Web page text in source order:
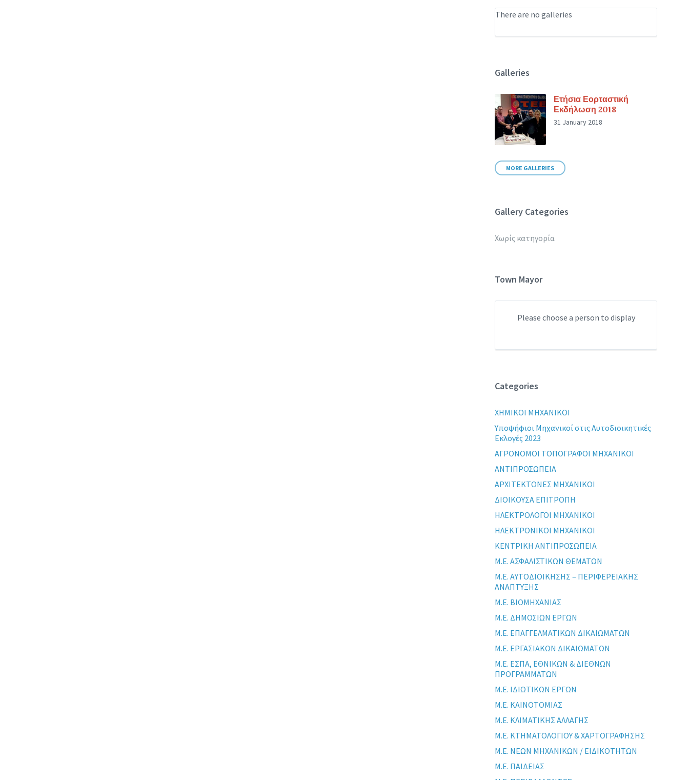
There are no galleries
Galleries
Ετήσια Εορταστική
Εκδήλωση 2018
31 January 2018
MORE GALLERIES
Gallery Categories
Χωρίς κατηγορία
Town Mayor
Please choose a person to display
Categories
XHMIKOI MHXANIKOI
Yποψήφιοι Μηχανικοί στις Αυτοδιοικητικές
Εκλογές 2023
ΑΓΡΟΝΟΜΟΙ ΤΟΠΟΓΡΑΦΟΙ ΜΗΧΑΝΙΚΟΙ
ΑΝΤΙΠΡΟΣΩΠΕΙΑ
ΑΡΧΙΤΕΚΤΟΝΕΣ ΜΗΧΑΝΙΚΟΙ
ΔΙΟΙΚΟΥΣΑ ΕΠΙΤΡΟΠΗ
ΗΛΕΚΤΡΟΛΟΓΟΙ ΜΗΧΑΝΙΚΟΙ
ΗΛΕΚΤΡΟΝΙΚΟΙ ΜΗΧΑΝΙΚΟΙ
ΚΕΝΤΡΙΚΗ ΑΝΤΙΠΡΟΣΩΠΕΙΑ
Μ.Ε. ΑΣΦΑΛΙΣΤΙΚΩΝ ΘΕΜΑΤΩΝ
Μ.Ε. ΑΥΤΟΔΙΟΙΚΗΣΗΣ – ΠΕΡΙΦΕΡΕΙΑΚΗΣ
ΑΝΑΠΤΥΞΗΣ
Μ.Ε. ΒΙΟΜΗΧΑΝΙΑΣ
Μ.Ε. ΔΗΜΟΣΙΩΝ ΕΡΓΩΝ
Μ.Ε. ΕΠΑΓΓΕΛΜΑΤΙΚΩΝ ΔΙΚΑΙΩΜΑΤΩΝ
Μ.Ε. ΕΡΓΑΣΙΑΚΩΝ ΔΙΚΑΙΩΜΑΤΩΝ
Μ.Ε. ΕΣΠΑ, ΕΘΝΙΚΩΝ & ΔΙΕΘΝΩΝ
ΠΡΟΓΡΑΜΜΑΤΩΝ
Μ.Ε. ΙΔΙΩΤΙΚΩΝ ΕΡΓΩΝ
Μ.Ε. ΚΑΙΝΟΤΟΜΙΑΣ
Μ.Ε. ΚΛΙΜΑΤΙΚΗΣ ΑΛΛΑΓΗΣ
Μ.Ε. ΚΤΗΜΑΤΟΛΟΓΙΟΥ & ΧΑΡΤΟΓΡΑΦΗΣΗΣ
Μ.Ε. ΝΕΩΝ ΜΗΧΑΝΙΚΩΝ / ΕΙΔΙΚΟΤΗΤΩΝ
Μ.Ε. ΠΑΙΔΕΙΑΣ